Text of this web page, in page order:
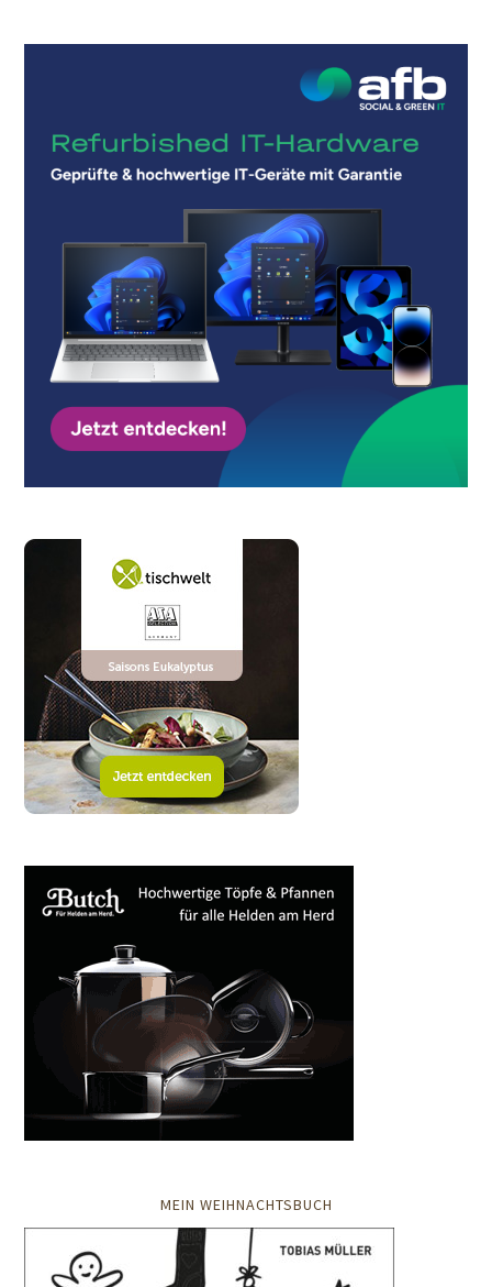
MEIN WEIHNACHTSBUCH